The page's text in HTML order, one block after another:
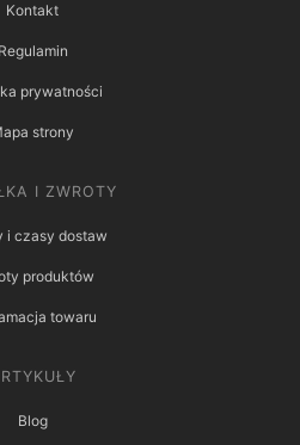
Kontakt
Regulamin
prywatności
strony
I ZWROTY
i czasy dostaw
produktów
towaru
Blog